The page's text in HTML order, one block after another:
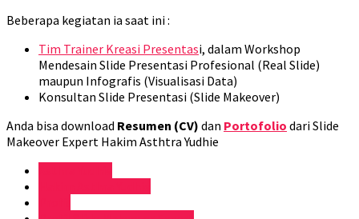
Beberapa kegiatan ia saat ini :
Tim Trainer Kreasi Presentasi, dalam Workshop
Mendesain Slide Presentasi Profesional (Real Slide)
maupun Infografis (Visualisasi Data)
Konsultan Slide Presentasi (Slide Makeover)
Anda bisa download Resumen (CV) dan Portofolio dari Slide
Makeover Expert Hakim Asthtra Yudhie